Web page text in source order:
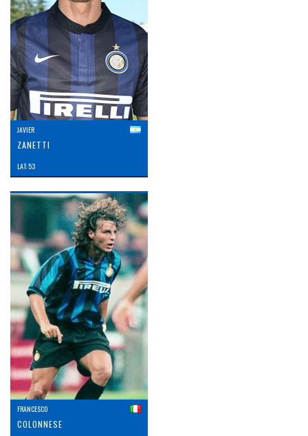
JAVIER
ZANETTI
LAT: 53
FRANCESCO
COLONNESE